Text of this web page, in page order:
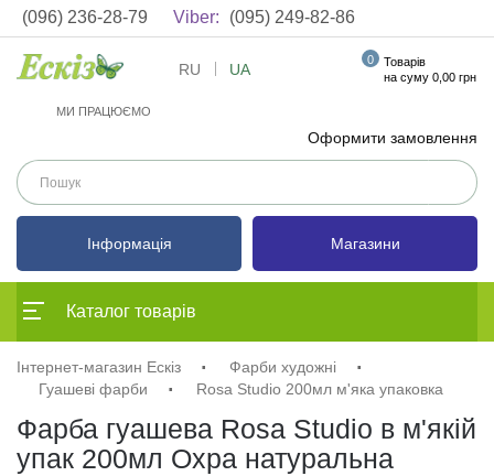
(096) 236-28-79 Viber: (095) 249-82-86
МИ ПРАЦЮЄМО
Оформити замовлення
RU UA Товарів
0
на суму 0,00 грн
Інформація Магазини
Каталог товарів
Інтернет-магазин Ескіз
Фарби художні
Гуашеві фарби
Rosa Studio 200мл м'яка упаковка
Фарба гуашева Rosa Studio в м'якій
упак 200мл Охра натуральна